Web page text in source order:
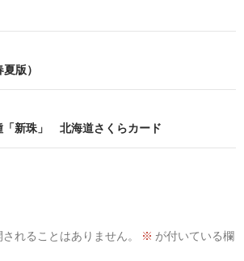
版）
「新珠」 北海道さくらカード
れることはありません。 ※ が付いている欄